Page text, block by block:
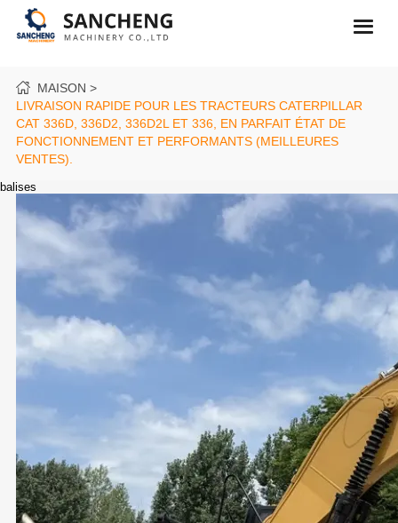
MAISON
LIVRAISON RAPIDE POUR LES TRACTEURS CATERPILLAR
CAT 336D, 336D2, 336D2L ET 336, EN PARFAIT ÉTAT DE
FONCTIONNEMENT ET PERFORMANTS (MEILLEURES
VENTES).
balises